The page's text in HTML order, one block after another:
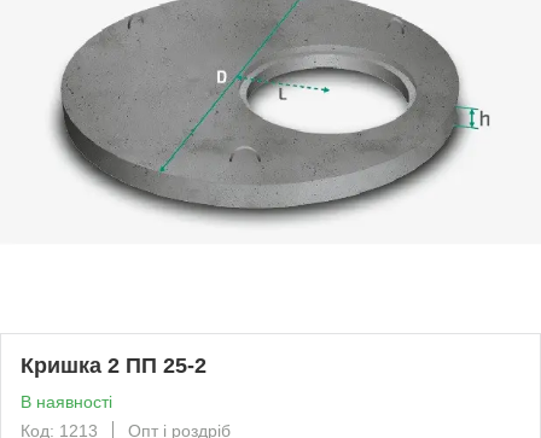
Кришка 2 ПП 25-2
В наявності
Код: 1213
Опт і роздріб